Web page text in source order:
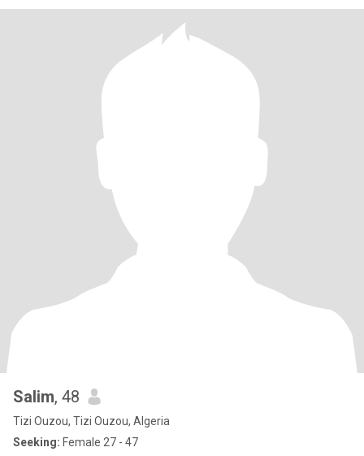
Salim, 48
Tizi Ouzou, Tizi Ouzou, Algeria
Seeking: Female 27 - 47